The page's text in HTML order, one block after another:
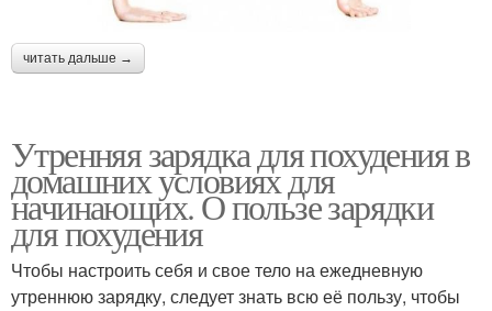
читать дальше →
Утренняя зарядка для похудения в
домашних условиях для
начинающих. О пользе зарядки
для похудения
Чтобы настроить себя и свое тело на ежедневную
утреннюю зарядку, следует знать всю её пользу, чтобы